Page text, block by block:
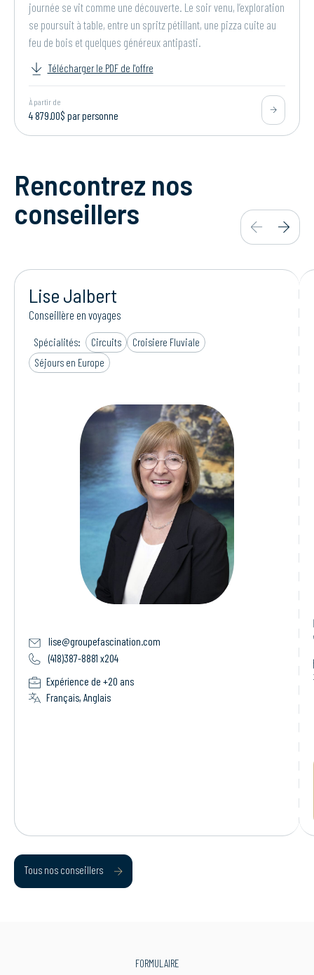
journée se vit comme une découverte. Le soir venu, l’exploration
se poursuit à table, entre un spritz pétillant, une pizza cuite au
feu de bois et quelques généreux antipasti.
Télécharger le PDF de l'offre
À partir de
4 879.00$ par personne
Rencontrez nos
conseillers
Lise Jalbert
Conseillère en voyages
Spécialités: Circuits
Croisiere Fluviale
Séjours en Europe
lise@groupefascination.com
(418)387-8881 x204
Expérience de +20 ans
Français, Anglais
Tous nos conseillers
FORMULAIRE